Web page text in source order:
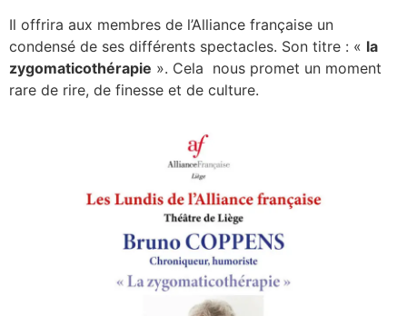
Il offrira aux membres de l’Alliance française un
condensé de ses différents spectacles. Son titre : « la
zygomaticothérapie ». Cela nous promet un moment
rare de rire, de finesse et de culture.